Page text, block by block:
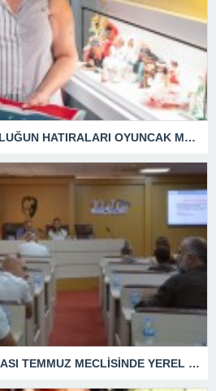
KUŞADASI’NDA ÇOCUKLUĞUN HATIRALARI OYUNCAK MÜZESİNDE HAYAT BULACAK
KUŞADASI TİCARET ODASI TEMMUZ MECLİSİNDE YEREL İŞLETMELERE ANLAMLI DESTEK